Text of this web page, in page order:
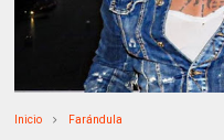
Inicio Farándula